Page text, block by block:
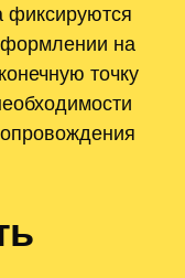
фиксируются
на
точку